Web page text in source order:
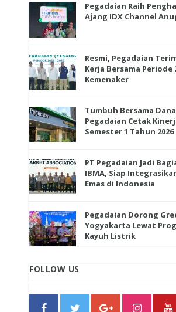
Pegadaian Raih
Ajang IDX Channel
Resmi, Pegadaian
Kerja Bersama Periode
Kemenaker
Tumbuh Bersama
Pegadaian Cetak
Semester 1 Tahun 2026
PT Pegadaian Jadi
IBMA, Siap
Emas di Indonesia
Pegadaian Dorong
Yogyakarta Lewat
Kayuh Listrik
FOLLOW US